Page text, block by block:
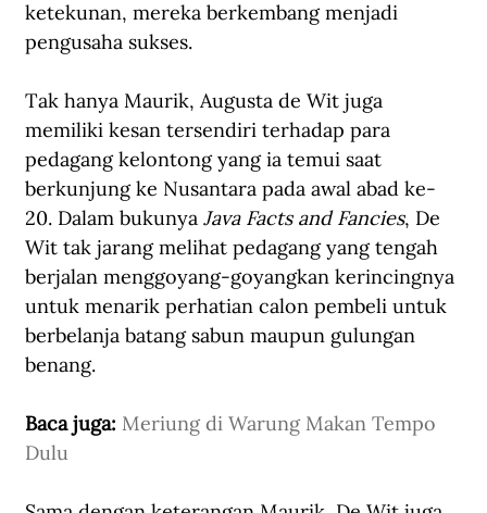
ketekunan, mereka berkembang menjadi
pengusaha sukses.
Tak hanya Maurik, Augusta de Wit juga
memiliki kesan tersendiri terhadap para
pedagang kelontong yang ia temui saat
berkunjung ke Nusantara pada awal abad ke-
20. Dalam bukunya Java Facts and Fancies, De
Wit tak jarang melihat pedagang yang tengah
berjalan menggoyang-goyangkan kerincingnya
untuk menarik perhatian calon pembeli untuk
berbelanja batang sabun maupun gulungan
benang.
Baca juga: Meriung di Warung Makan Tempo
Dulu